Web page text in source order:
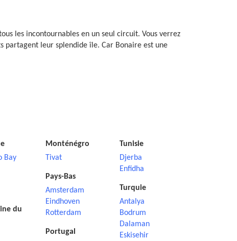
les incontournables en un seul circuit. Vous verrez
partagent leur splendide île. Car Bonaire est une
Bay
du
Monténégro
Tivat
Pays-Bas
Amsterdam
Eindhoven
Rotterdam
Portugal
Tunisie
Djerba
Enfidha
Turquie
Antalya
Bodrum
Dalaman
Eskisehir